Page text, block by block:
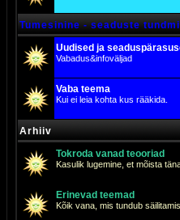
Tumesinine - seaduste
Uudised ja
Vabadus&infoväljad
Vaba teema
Kui ei leia kohta kus rääkida.
Arhiiv
Tokroda vanad teooriad
Kasulik lugemine, et mõista
Erinevad teemad
Kõik vana, mis tundub